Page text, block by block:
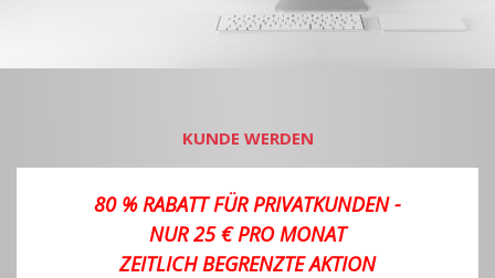
KUNDE WERDEN
80 % RABATT FÜR PRIVATKUNDEN -
NUR 25 € PRO MONAT
ZEITLICH BEGRENZTE AKTION